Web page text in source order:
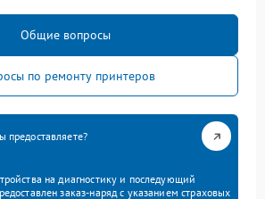
Общие вопросы
по ремонту принтеров
предоставляете?
на диагностику и последующий
заказ-наряд с указанием страховых